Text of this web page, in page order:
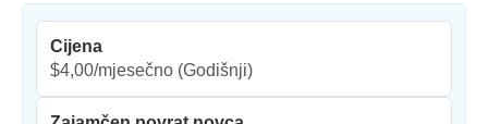
Cijena
$4,00/mjesečno (Godišnji)